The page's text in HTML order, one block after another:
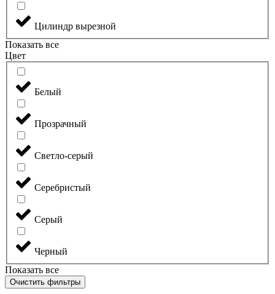
Цилиндр вырезной
Показать все
Цвет
Белый
Прозрачный
Светло-серый
Серебристый
Серый
Черный
Показать все
Очистить фильтры